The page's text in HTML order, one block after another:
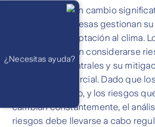
Esto requerirá un cambio
en que las empresas gestionan
resiliencia y adaptación al clima.
climáticos deben considerarse
comerciales centrales y su
estrategia comercial. Dado que
cambio climático, y los riesgos
cambian constantemente, el
riesgos debe llevarse a cabo
¿Necesitas ayuda?
WhatsApp
Atención 24